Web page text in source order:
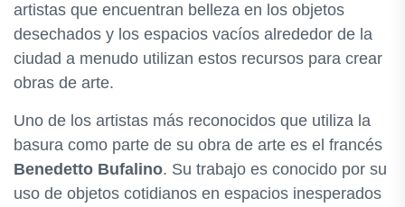
artistas que encuentran belleza en los objetos
desechados y los espacios vacíos alrededor de la
ciudad a menudo utilizan estos recursos para crear
obras de arte.
Uno de los artistas más reconocidos que utiliza la
basura como parte de su obra de arte es el francés
Benedetto Bufalino. Su trabajo es conocido por su
uso de objetos cotidianos en espacios inesperados